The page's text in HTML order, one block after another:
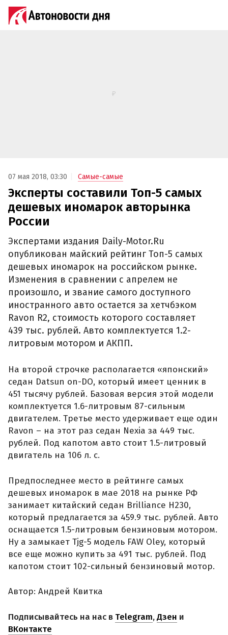
07 мая 2018, 03:30 Самые-самые
Эксперты составили Топ-5 самых
дешевых иномарок авторынка
России
Экспертами издания Daily-Motor.Ru
опубликован майский рейтинг Топ-5 самых
дешевых иномарок на российском рынке.
Изменения в сравнении с апрелем не
произошло, и звание самого доступного
иностранного авто остается за хетчбэком
Ravon R2, стоимость которого составляет
439 тыс. рублей. Авто комплектуется 1.2-
литровым мотором и АКПП.
На второй строчке располагается «японский»
седан Datsun on-DO, который имеет ценник в
451 тысячу рублей. Базовая версия этой модели
комплектуется 1.6-литровым 87-сильным
двигателем. Третье место удерживает еще один
Ravon – на этот раз седан Nexia за 449 тыс.
рублей. Под капотом авто стоит 1.5-литровый
двигатель на 106 л. с.
Предпоследнее место в рейтинге самых
дешевых иномарок в мае 2018 на рынке РФ
занимает китайский седан Brilliance H230,
который предлагается за 459.9 тыс. рублей. Авто
оснащается 1.5-литровым бензиновым мотором.
Ну а замыкает Тjg-5 модель FAW Oley, который
все еще можно купить за 491 тыс. рублей. Под
капотом стоит 102-сильный бензиновый мотор.
Автор: Андрей Квитка
Подписывайтесь на нас в Telegram,Дзен и
ВКонтакте